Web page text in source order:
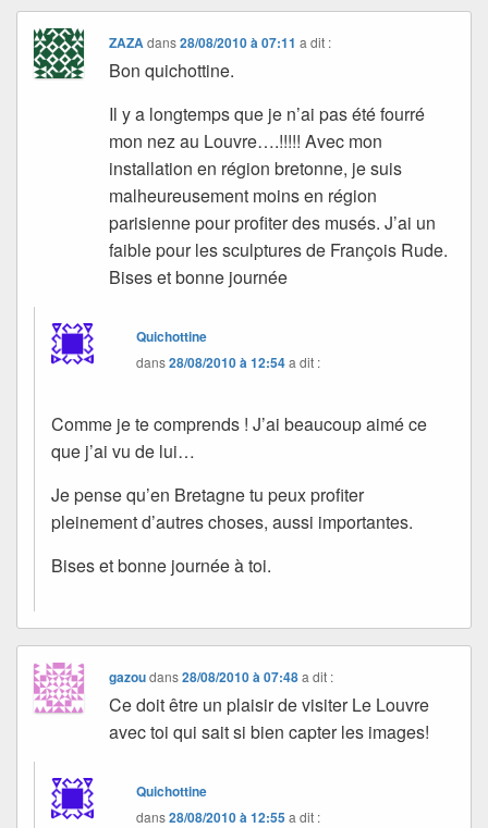
ZAZAdans28/08/2010 à 07:11 a dit :
Bon quichottine.
Il y a longtemps que je n’ai pas été fourré
mon nez au Louvre….!!!!! Avec mon
installation en région bretonne, je suis
malheureusement moins en région
parisienne pour profiter des musés. J’ai un
faible pour les sculptures de François Rude.
Bises et bonne journée
Quichottine
dans28/08/2010 à 12:54a dit :
Comme je te comprends ! J’ai beaucoup aimé ce
que j’ai vu de lui…
Je pense qu’en Bretagne tu peux profiter
pleinement d’autres choses, aussi importantes.
Bises et bonne journée à toi.
gazoudans28/08/2010 à 07:48 a dit :
Ce doit être un plaisir de visiter Le Louvre
avec toi qui sait si bien capter les images!
Quichottine
dans28/08/2010 à 12:55a dit :